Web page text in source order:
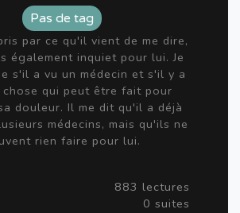
Pas de tag
par ce qu'il vient de me dire,
également inquiet pour lui. Je
s'il a vu un médecin et s'il y a
chose qui peut être fait pour
douleur. Il me dit qu'il a déjà
médecins, mais qu'ils ne
rien faire pour lui.
883 lectures
0 suites